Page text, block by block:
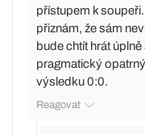
přístupem k
přiznám, že sám
bude chtít hrát
pragmatický
výsledku 0:0.
Reagovat